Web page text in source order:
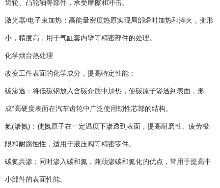
齿轮、凸轮轴等部件，承受摩擦和冲击。
激光器/电子束加热：高能量密度热原实现局部瞬时加热和淬火，变形
小，精度高，用于气缸套内壁等精密部件的处理。
化学烟台热处理
改变工件表面的化学成分，提高特定性能：
碳渗透：将低碳钢放入含碳介质中加热，使碳原子渗透到表面，形
成“高硬度表面在汽车齿轮中广泛使用韧性芯部的结构。
氮(渗氮)：使氮原子在一定温度下渗透到表面，提高耐磨性、疲劳极
限和耐腐蚀性，适用于液压阀等精密零件。
碳氮共渗：同时渗入碳和氮，兼顾渗碳和氮化的优点，常用于提高中
小部件的表面性能。